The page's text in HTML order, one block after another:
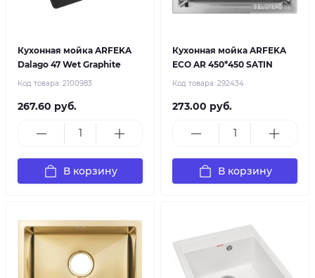
Кухонная мойка ARFEKA
Dalago 47 Wet Graphite
Код товара: 2100983
267.60 руб.
В корзину
Кухонная мойка ARFEKA
ECO AR 450*450 SATIN
Код товара: 292434
273.00 руб.
В корзину